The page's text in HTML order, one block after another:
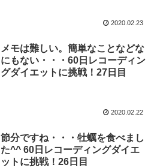
2020.02.23
メモは難しい。簡単なことなどな
にもない・・・60日レコーディン
グダイエットに挑戦！27日目
2020.02.22
節分ですね・・・牡蠣を食べまし
た^^ 60日レコーディングダイエ
ットに挑戦！26日目